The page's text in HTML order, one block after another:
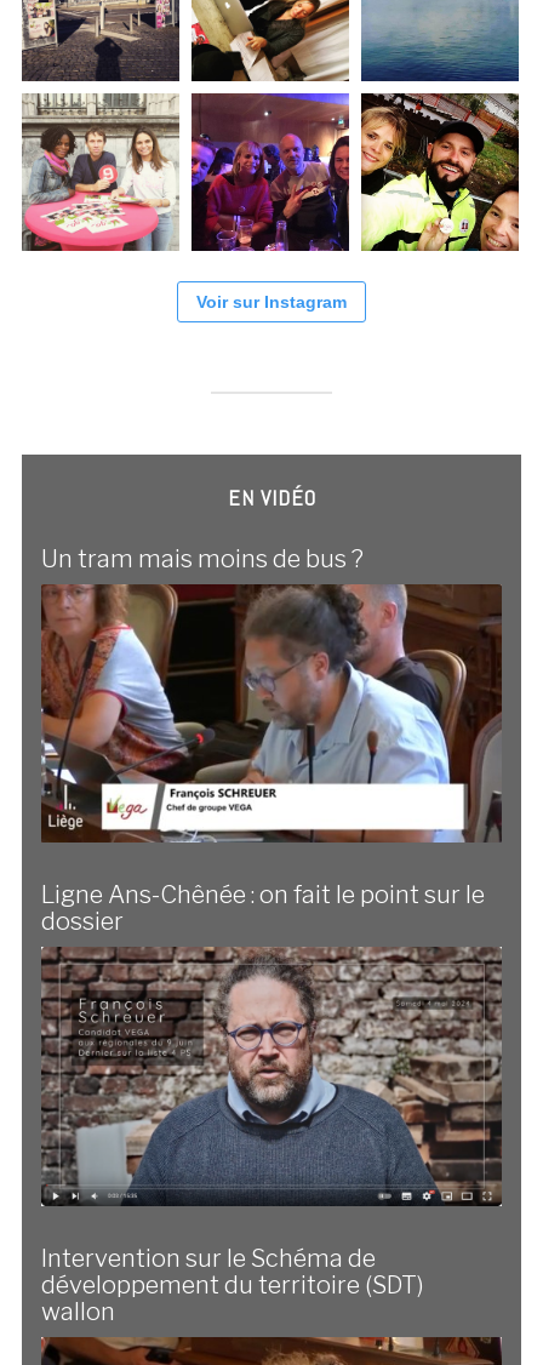
Voir sur Instagram
EN VIDÉO
Un tram mais moins de bus ?
Ligne Ans-Chênée : on fait le point sur le
dossier
Intervention sur le Schéma de
développement du territoire (SDT)
wallon